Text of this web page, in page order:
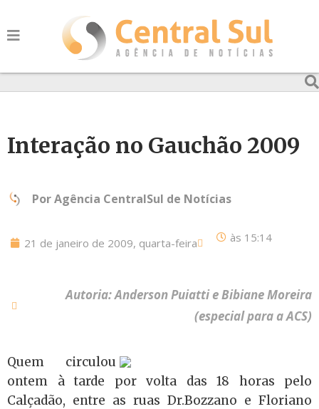
Interação no Gauchão 2009
PorAgência CentralSul de Notícias
21 de janeiro de 2009, quarta-feira às 15:14
Autoria: Anderson Puiatti e Bibiane Moreira
(especial para a ACS)
Quem circulou
ontem à tarde por volta das 18 horas pelo
Calçadão, entre as ruas Dr.Bozzano e Floriano